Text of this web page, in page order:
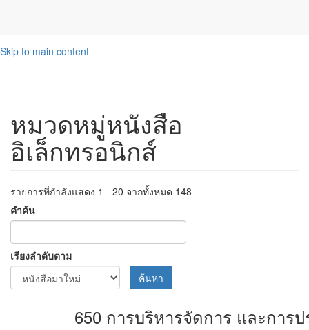
Skip to main content
หมวดหมู่หนังสือ
อิเล็กทรอนิกส์
รายการที่กำลังแสดง 1 - 20 จากทั้งหมด 148
คำค้น
เรียงลำดับตาม
ค้นหา
650 การบริหารจัดการ และการ